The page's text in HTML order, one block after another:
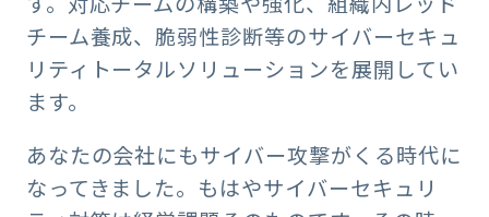
チーム養成、脆弱性診断等のサイバーセキュ
リティトータルソリューションを展開してい
ます。
あなたの会社にもサイバー攻撃がくる時代に
なってきました。もはやサイバーセキュリ